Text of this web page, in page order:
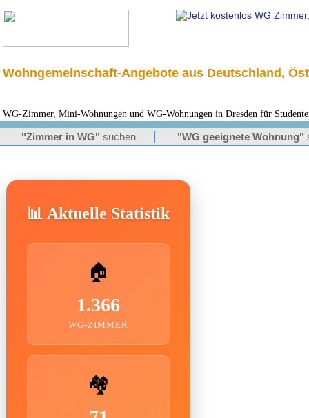
Wohngemeinschaft-Angebote aus Deutschland,
WG-Zimmer, Mini-Wohnungen und WG-Wohnungen in Dresden für
"Zimmer in WG" suchen "WG geeignete Wohnung"
📊 Aktuelle Statistik
🏠
1.366
WG-ZIMMER
🏘️